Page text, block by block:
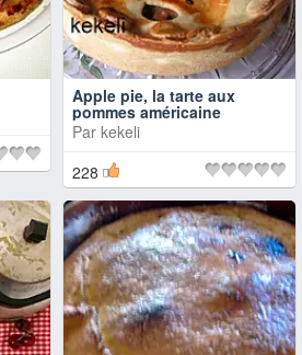
Apple pie, la tarte aux
pommes américaine
Par kekeli
228